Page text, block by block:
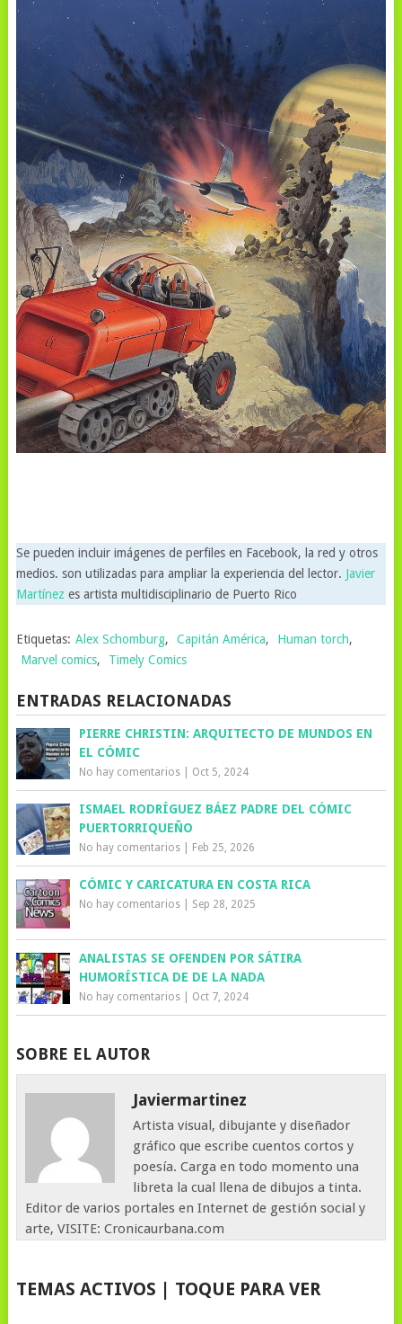
Se pueden incluir imágenes de perfiles en Facebook, la red y otros
medios. son utilizadas para ampliar la experiencia del lector. Javier
Martínez es artista multidisciplinario de Puerto Rico
Etiquetas: Alex Schomburg, Capitán América, Human torch,
Marvel comics, Timely Comics
ENTRADAS RELACIONADAS
PIERRE CHRISTIN: ARQUITECTO DE MUNDOS EN
EL CÓMIC
No hay comentarios| Oct 5, 2024
ISMAEL RODRÍGUEZ BÁEZ PADRE DEL CÓMIC
PUERTORRIQUEÑO
No hay comentarios| Feb 25, 2026
CÓMIC Y CARICATURA EN COSTA RICA
No hay comentarios| Sep 28, 2025
ANALISTAS SE OFENDEN POR SÁTIRA
HUMORÍSTICA DE DE LA NADA
No hay comentarios| Oct 7, 2024
SOBRE EL AUTOR
Javiermartinez
Artista visual, dibujante y diseñador
gráfico que escribe cuentos cortos y
poesía. Carga en todo momento una
libreta la cual llena de dibujos a tinta.
Editor de varios portales en Internet de gestión social y
arte, VISITE: Cronicaurbana.com
TEMAS ACTIVOS | TOQUE PARA VER